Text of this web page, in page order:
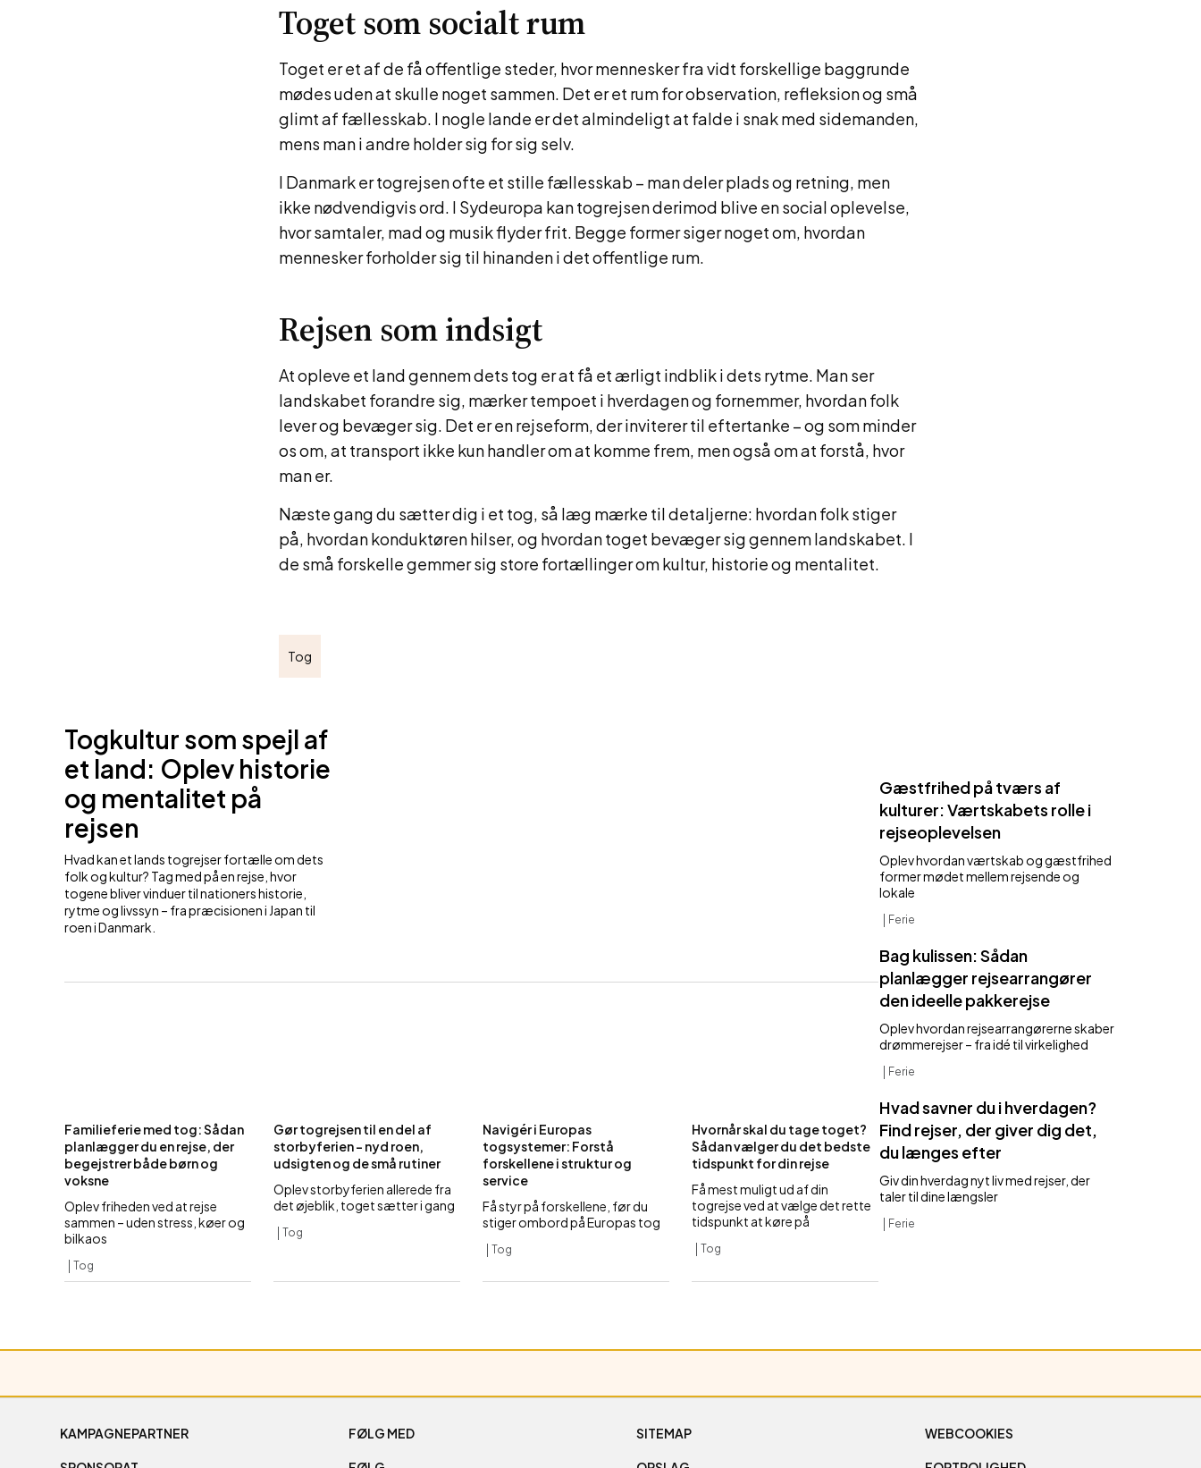
Toget som socialt rum
Toget er et af de få offentlige steder, hvor mennesker fra vidt forskellige baggrunde
mødes uden at skulle noget sammen. Det er et rum for observation, refleksion og små
glimt af fællesskab. I nogle lande er det almindeligt at falde i snak med sidemanden,
mens man i andre holder sig for sig selv.
I Danmark er togrejsen ofte et stille fællesskab – man deler plads og retning, men
ikke nødvendigvis ord. I Sydeuropa kan togrejsen derimod blive en social oplevelse,
hvor samtaler, mad og musik flyder frit. Begge former siger noget om, hvordan
mennesker forholder sig til hinanden i det offentlige rum.
Rejsen som indsigt
At opleve et land gennem dets tog er at få et ærligt indblik i dets rytme. Man ser
landskabet forandre sig, mærker tempoet i hverdagen og fornemmer, hvordan folk
lever og bevæger sig. Det er en rejseform, der inviterer til eftertanke – og som minder
os om, at transport ikke kun handler om at komme frem, men også om at forstå, hvor
man er.
Næste gang du sætter dig i et tog, så læg mærke til detaljerne: hvordan folk stiger
på, hvordan konduktøren hilser, og hvordan toget bevæger sig gennem landskabet. I
de små forskelle gemmer sig store fortællinger om kultur, historie og mentalitet.
Tog
Togkultur som spejl af
et land: Oplev historie
og mentalitet på
rejsen
Hvad kan et lands togrejser fortælle om dets
folk og kultur? Tag med på en rejse, hvor
togene bliver vinduer til nationers historie,
rytme og livssyn – fra præcisionen i Japan til
roen i Danmark.
Familieferie med tog: Sådan
planlægger du en rejse, der
begejstrer både børn og
voksne
Oplev friheden ved at rejse
sammen – uden stress, køer og
bilkaos
Tog
Gør togrejsen til en del af
storbyferien – nyd roen,
udsigten og de små rutiner
Oplev storbyferien allerede fra
det øjeblik, toget sætter i gang
Tog
Navigér i Europas
togsystemer: Forstå
forskellene i struktur og
service
Få styr på forskellene, før du
stiger ombord på Europas tog
Tog
Hvornår skal du tage toget?
Sådan vælger du det bedste
tidspunkt for din rejse
Få mest muligt ud af din
togrejse ved at vælge det rette
tidspunkt at køre på
Tog
Gæstfrihed på tværs af
kulturer: Værtskabets rolle i
rejseoplevelsen
Oplev hvordan værtskab og gæstfrihed
former mødet mellem rejsende og
lokale
Ferie
Bag kulissen: Sådan
planlægger rejsearrangører
den ideelle pakkerejse
Oplev hvordan rejsearrangørerne skaber
drømmerejser – fra idé til virkelighed
Ferie
Hvad savner du i hverdagen?
Find rejser, der giver dig det,
du længes efter
Giv din hverdag nyt liv med rejser, der
taler til dine længsler
Ferie
KAMPAGNEPARTNER FØLG MED SITEMAP WEBCOOKIES